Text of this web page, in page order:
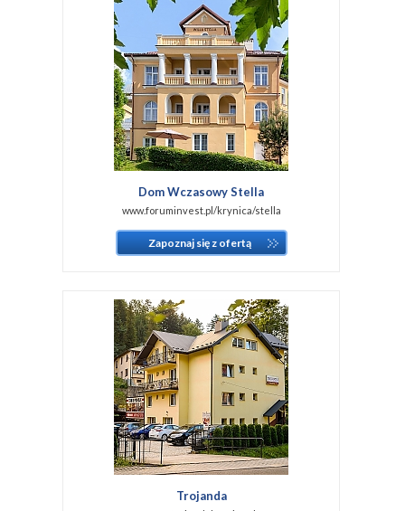
Dom Wczasowy Stella
www.foruminvest.pl/krynica/stella
Zapoznaj się z ofertą
Trojanda